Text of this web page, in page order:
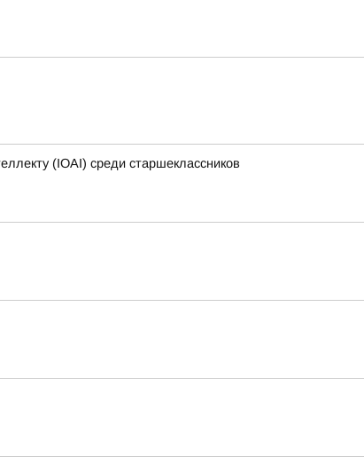
(IOAI) среди старшеклассников